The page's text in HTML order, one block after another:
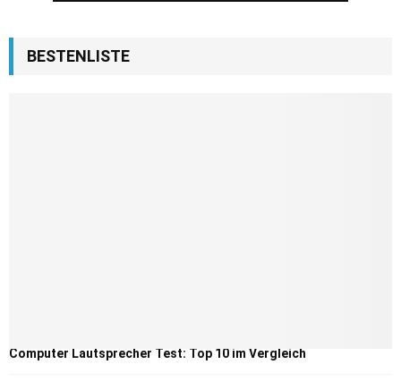
BESTENLISTE
Computer Lautsprecher Test: Top 10 im Vergleich